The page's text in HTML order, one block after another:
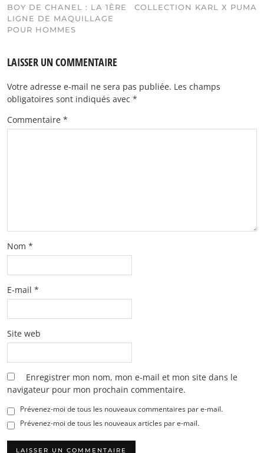
BOY DE CHANEL : LA 1ÈRE
LIGNE DE MAQUILLAGE
POUR HOMMES
COLLECTION KARL X PUMA
LAISSER UN COMMENTAIRE
Votre adresse e-mail ne sera pas publiée. Les champs
obligatoires sont indiqués avec *
Commentaire *
Nom *
E-mail *
Site web
Enregistrer mon nom, mon e-mail et mon site dans le
navigateur pour mon prochain commentaire.
Prévenez-moi de tous les nouveaux commentaires par e-mail.
Prévenez-moi de tous les nouveaux articles par e-mail.